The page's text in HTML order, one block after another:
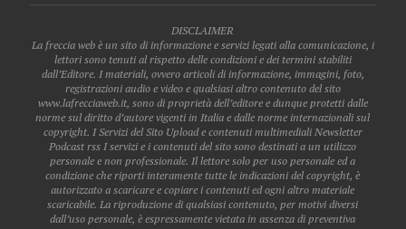
DISCLAIMER
La freccia web è un sito di informazione e servizi legati alla comunicazione, i
lettori sono tenuti al rispetto delle condizioni e dei termini stabiliti
dall’Editore. I materiali, ovvero articoli di informazione, immagini, foto,
registrazioni audio e video e qualsiasi altro contenuto del sito
www.lafrecciaweb.it, sono di proprietà dell’editore e dunque protetti dalle
norme sul diritto d’autore vigenti in Italia e dalle norme internazionali sul
copyright. I Servizi del Sito Upload e contenuti multimediali Newsletter
Podcast rss I servizi e i contenuti del sito sono destinati a un utilizzo
personale e non professionale. Il lettore solo per uso personale ed a
condizione che riporti interamente tutte le indicazioni del copyright, è
autorizzato a scaricare e copiare i contenuti ed ogni altro materiale
scaricabile. La riproduzione di qualsiasi contenuto, per motivi diversi
dall’uso personale, è espressamente vietata in assenza di preventiva